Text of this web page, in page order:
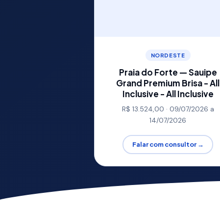
NORDESTE
Praia do Forte — Sauipe
Grand Premium Brisa - All
Inclusive - All Inclusive
R$ 13.524,00 · 09/07/2026 a
14/07/2026
Falar com consultor →